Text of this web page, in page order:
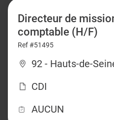
Directeur de
comptable (H/F)
Ref #51495
92 - Hauts-de-
CDI
AUCUN